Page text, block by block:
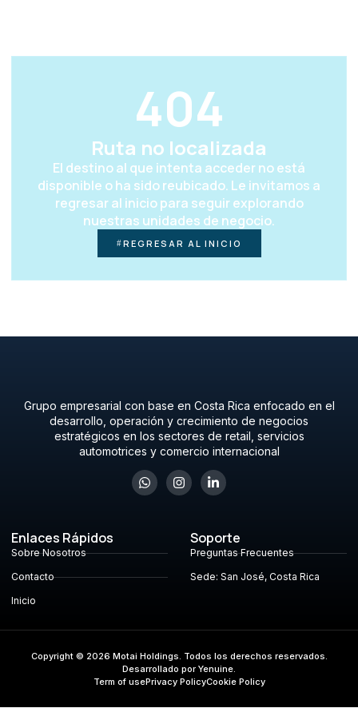
404
Ruta no localizada
El destino al que intenta acceder no está
disponible o ha sido reubicado. Le invitamos a
regresar al inicio para seguir explorando
nuestras unidades de negocio.
REGRESAR AL INICIO
Grupo empresarial con base en Costa Rica enfocado en el
desarrollo, operación y crecimiento de negocios
estratégicos en los sectores de retail, servicios
automotrices y comercio internacional
Enlaces Rápidos
Sobre Nosotros
Contacto
Inicio
Soporte
Preguntas Frecuentes
Sede: San José, Costa Rica
Copyright © 2026 Motai Holdings. Todos los derechos reservados.
Desarrollado por Yenuine.
Term of usePrivacy PolicyCookie Policy